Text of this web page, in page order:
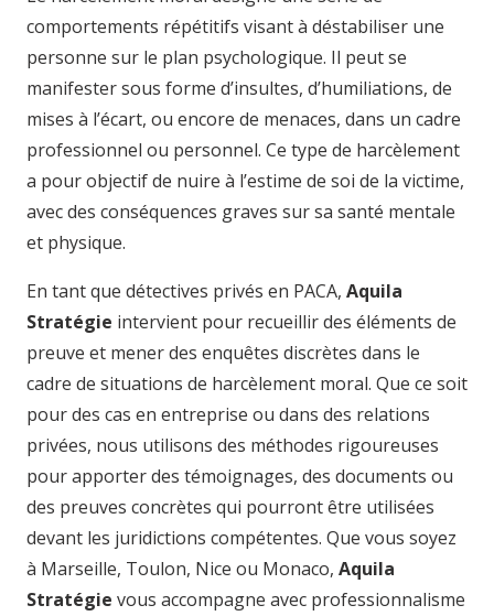
comportements répétitifs visant à déstabiliser une
personne sur le plan psychologique. Il peut se
manifester sous forme d’insultes, d’humiliations, de
mises à l’écart, ou encore de menaces, dans un cadre
professionnel ou personnel. Ce type de harcèlement
a pour objectif de nuire à l’estime de soi de la victime,
avec des conséquences graves sur sa santé mentale
et physique.
En tant que détectives privés en PACA, Aquila
Stratégie intervient pour recueillir des éléments de
preuve et mener des enquêtes discrètes dans le
cadre de situations de harcèlement moral. Que ce soit
pour des cas en entreprise ou dans des relations
privées, nous utilisons des méthodes rigoureuses
pour apporter des témoignages, des documents ou
des preuves concrètes qui pourront être utilisées
devant les juridictions compétentes. Que vous soyez
à Marseille, Toulon, Nice ou Monaco, Aquila
Stratégie vous accompagne avec professionnalisme